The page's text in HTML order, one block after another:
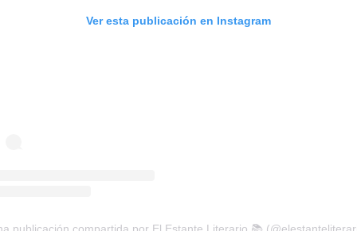
Ver esta publicación en Instagram
publicación compartida por El Estante Literario 📚